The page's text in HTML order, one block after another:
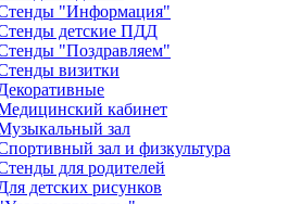
"Информация"
детские ПДД
"Поздравляем"
визитки
кабинет
зал
зал и физкультура
для родителей
детских рисунков